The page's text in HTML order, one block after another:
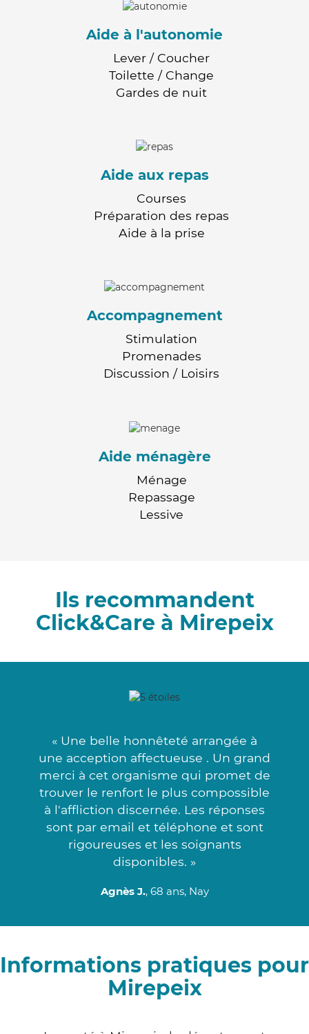
Aide à l'autonomie
Lever / Coucher
Toilette / Change
Gardes de nuit
Aide aux repas
Courses
Préparation des repas
Aide à la prise
Accompagnement
Stimulation
Promenades
Discussion / Loisirs
Aide ménagère
Ménage
Repassage
Lessive
Ils recommandent
Click&Care à Mirepeix
« Une belle honnêteté arrangée à
une acception affectueuse . Un grand
merci à cet organisme qui promet de
trouver le renfort le plus compossible
à l'affliction discernée. Les réponses
sont par email et téléphone et sont
rigoureuses et les soignants
disponibles. »
Agnès J., 68 ans, Nay
Informations pratiques pour
Mirepeix